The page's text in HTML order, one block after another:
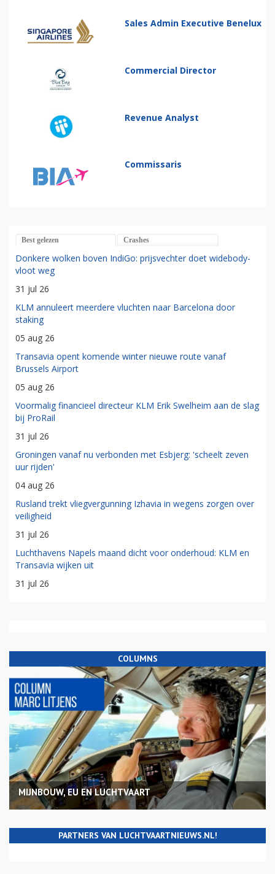
Sales Admin Executive Benelux
Commercial Director
Revenue Analyst
Commissaris
Best gelezen Crashes
Donkere wolken boven IndiGo: prijsvechter doet widebody-
vloot weg
31 jul 26
KLM annuleert meerdere vluchten naar Barcelona door
staking
05 aug 26
Transavia opent komende winter nieuwe route vanaf
Brussels Airport
05 aug 26
Voormalig financieel directeur KLM Erik Swelheim aan de slag
bij ProRail
31 jul 26
Groningen vanaf nu verbonden met Esbjerg: 'scheelt zeven
uur rijden'
04 aug 26
Rusland trekt vliegvergunning Izhavia in wegens zorgen over
veiligheid
31 jul 26
Luchthavens Napels maand dicht voor onderhoud: KLM en
Transavia wijken uit
31 jul 26
COLUMNS
MIJNBOUW, EU EN LUCHTVAART
PARTNERS VAN LUCHTVAARTNIEUWS.NL!